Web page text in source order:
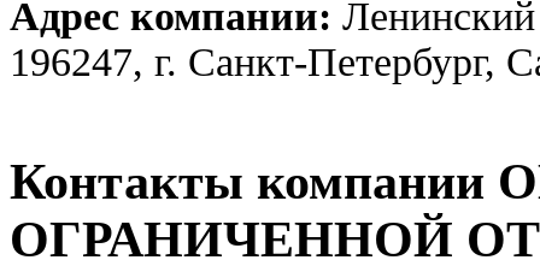
Адрес компании:
196247, г. Санкт-Петербург,
Контакты
ОГРАНИЧЕННОЙ